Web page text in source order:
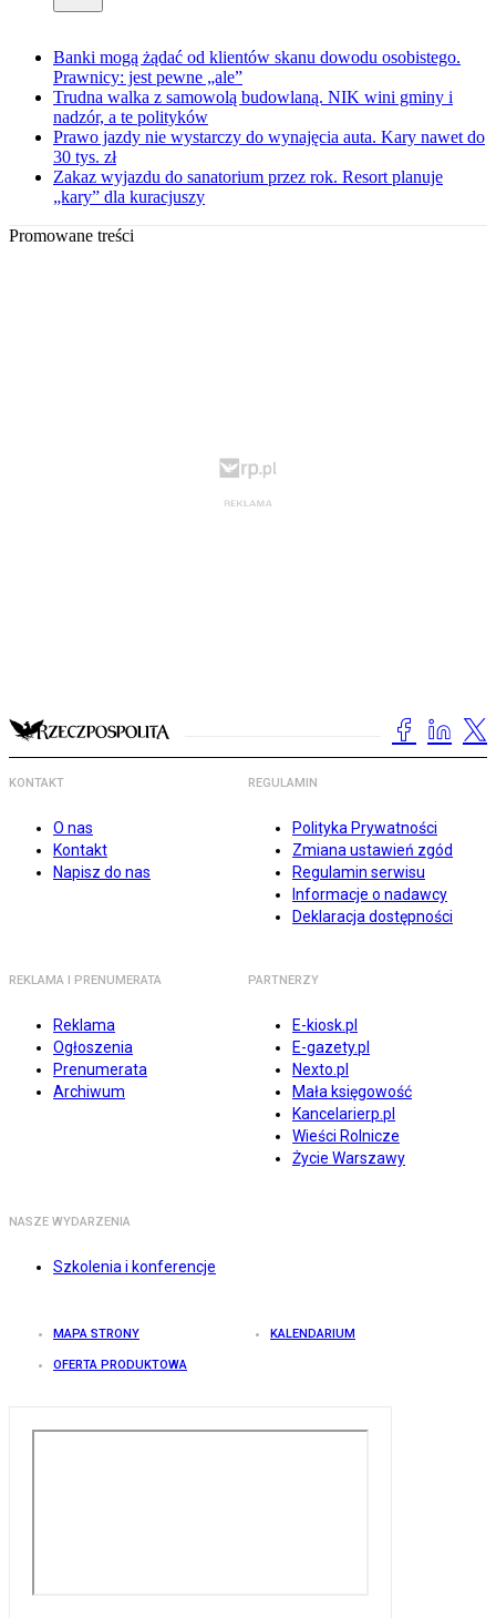
Banki mogą żądać od klientów skanu dowodu osobistego.
Prawnicy: jest pewne „ale”
Trudna walka z samowolą budowlaną. NIK wini gminy i
nadzór, a te polityków
Prawo jazdy nie wystarczy do wynajęcia auta. Kary nawet do
30 tys. zł
Zakaz wyjazdu do sanatorium przez rok. Resort planuje
„kary” dla kuracjuszy
Promowane treści
KONTAKT
O nas
Kontakt
Napisz do nas
REGULAMIN
Polityka Prywatności
Zmiana ustawień zgód
Regulamin serwisu
Informacje o nadawcy
Deklaracja dostępności
REKLAMA I PRENUMERATA
Reklama
Ogłoszenia
Prenumerata
Archiwum
PARTNERZY
E-kiosk.pl
E-gazety.pl
Nexto.pl
Mała księgowość
Kancelarierp.pl
Wieści Rolnicze
Życie Warszawy
NASZE WYDARZENIA
Szkolenia i konferencje
MAPA STRONY KALENDARIUM
OFERTA PRODUKTOWA